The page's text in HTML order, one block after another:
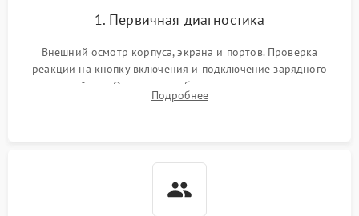
1. Первичная диагностика
Внешний осмотр корпуса, экрана и портов. Проверка
реакции на кнопку включения и подключение зарядного
устройства. Оценка потребления тока с помощью
лабораторного блока питания для локализации проблемы.
Подробнее